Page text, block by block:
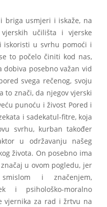
briga usmjeri i iskaže, na
učilišta i vjerske
iskoristi u svrhu pomoći i
to počelo činiti kod nas,
posebno važan vid
svega rečenog, svoju
to znači, da njegov vjerski
punoću i živost Pored i
i sadekatul-fitre, koja
svrhu, kurban također
u održavanju našeg
života. On posebno ima
u ovom pogledu, jer
smislom i značenjem,
i psihološko-moralno
vjernika za rad i žrtvu na